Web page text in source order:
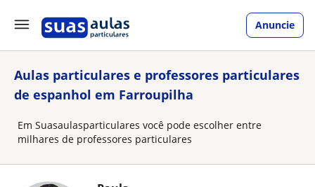
Anuncie
Aulas particulares e professores particulares
de espanhol em Farroupilha
Em Suasaulasparticulares você pode escolher entre
milhares de professores particulares